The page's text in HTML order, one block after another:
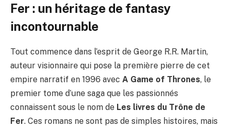
Fer : un héritage de fantasy
incontournable
Tout commence dans l’esprit de George R.R. Martin,
auteur visionnaire qui pose la première pierre de cet
empire narratif en 1996 avec A Game of Thrones, le
premier tome d’une saga que les passionnés
connaissent sous le nom de Les livres du Trône de
Fer. Ces romans ne sont pas de simples histoires, mais